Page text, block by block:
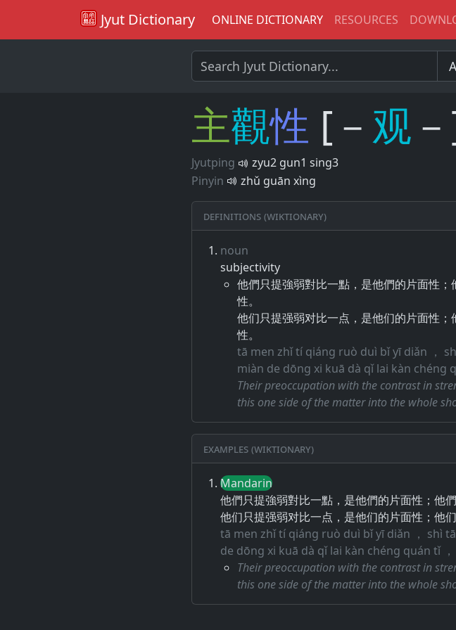
Jyut Dictionary ONLINE DICTIONARY RESOURCES
主觀性 [－ 观
Jyutping
zyu2 gun1 sing3
Pinyin
zhǔ guān xìng
Definitions (Wiktionary)
noun
subjectivity
他們只提強弱對比一點，是他們的片面性
性。
他们只提强弱对比一点，是他们的片面性
性。
tā men zhǐ tí qiáng ruò duì bǐ yī diǎn ，
miàn de dōng xi kuā dà qǐ lai kàn chéng
Their preoccupation with the contrast in
this one side of the matter into the whole
Examples (Wiktionary)
Mandarin
他們只提強弱對比一點，是他們的片面性；他
他们只提强弱对比一点，是他们的片面性；他
tā men zhǐ tí qiáng ruò duì bǐ yī diǎn ， shì
de dōng xi kuā dà qǐ lai kàn chéng quán tǐ
Their preoccupation with the contrast in
this one side of the matter into the whole